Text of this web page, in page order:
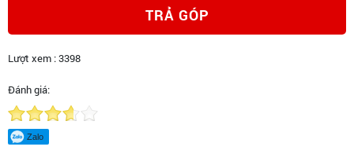
TRẢ GÓP
Lượt xem : 3398
Đánh giá:
Zalo